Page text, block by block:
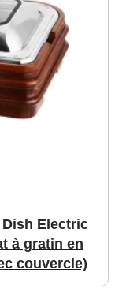
Electric
à gratin en
couvercle)